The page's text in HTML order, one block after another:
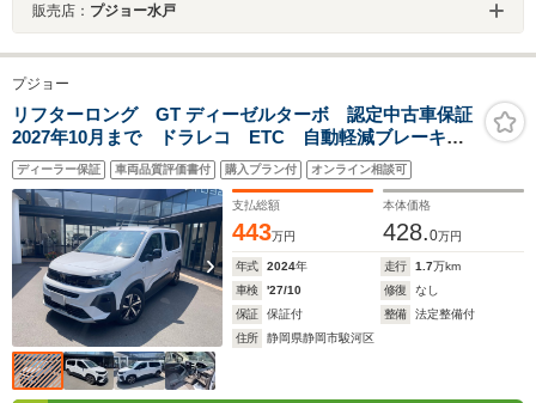
販売店： プジョー水戸
プジョー
リフターロング GT ディーゼルターボ 認定中古車保証
2027年10月まで ドラレコ ETC 自動軽減ブレーキ
LEDヘッドライト バックカメラ カープレイ&アンドロ
イドオート ACC
ディーラー保証 車両品質評価書付 購入プラン付 オンライン相談可
支払総額
443万円
本体価格
428.0万円
年式 2024年 走行 1.7万km
車検
'27/10 修復
なし
保証
保証付 整備
法定整備付
住所
静岡県静岡市駿河区